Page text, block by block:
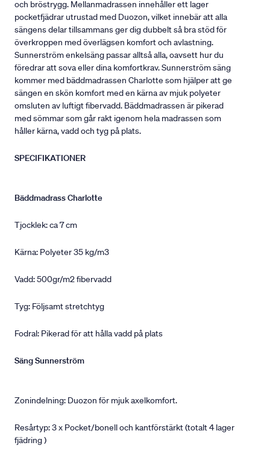
och bröstrygg. Mellanmadrassen innehåller ett lager
pocketfjädrar utrustad med Duozon, vilket innebär att alla
sängens delar tillsammans ger dig dubbelt så bra stöd för
överkroppen med överlägsen komfort och avlastning.
Sunnerström enkelsäng passar alltså alla, oavsett hur du
föredrar att sova eller dina komfortkrav. Sunnerström säng
kommer med bäddmadrassen Charlotte som hjälper att ge
sängen en skön komfort med en kärna av mjuk polyeter
omsluten av luftigt fibervadd. Bäddmadrassen är pikerad
med sömmar som går rakt igenom hela madrassen som
håller kärna, vadd och tyg på plats.
SPECIFIKATIONER
Bäddmadrass Charlotte
Tjocklek: ca 7 cm
Kärna: Polyeter 35 kg/m3
Vadd: 500gr/m2 fibervadd
Tyg: Följsamt stretchtyg
Fodral: Pikerad för att hålla vadd på plats
Säng Sunnerström
Zonindelning: Duozon för mjuk axelkomfort.
Resårtyp: 3 x Pocket/bonell och kantförstärkt (totalt 4 lager
fjädring )